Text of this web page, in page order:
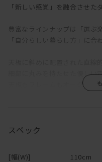
「新しい感覚」を融合させた
豊富なラインナップは「選ぶ
細部に丸みを持たせた優しい
天板もフレームもオーク天然
スペック
[幅(W)]
110cm